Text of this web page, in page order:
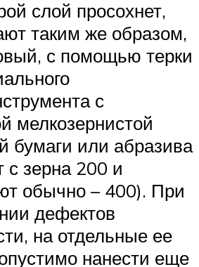
слой просохнет,
таким же образом,
с помощью терки
с
мелкозернистой
бумаги или абразива
с зерна 200 и
обычно – 400). При
дефектов
на отдельные ее
нанести еще